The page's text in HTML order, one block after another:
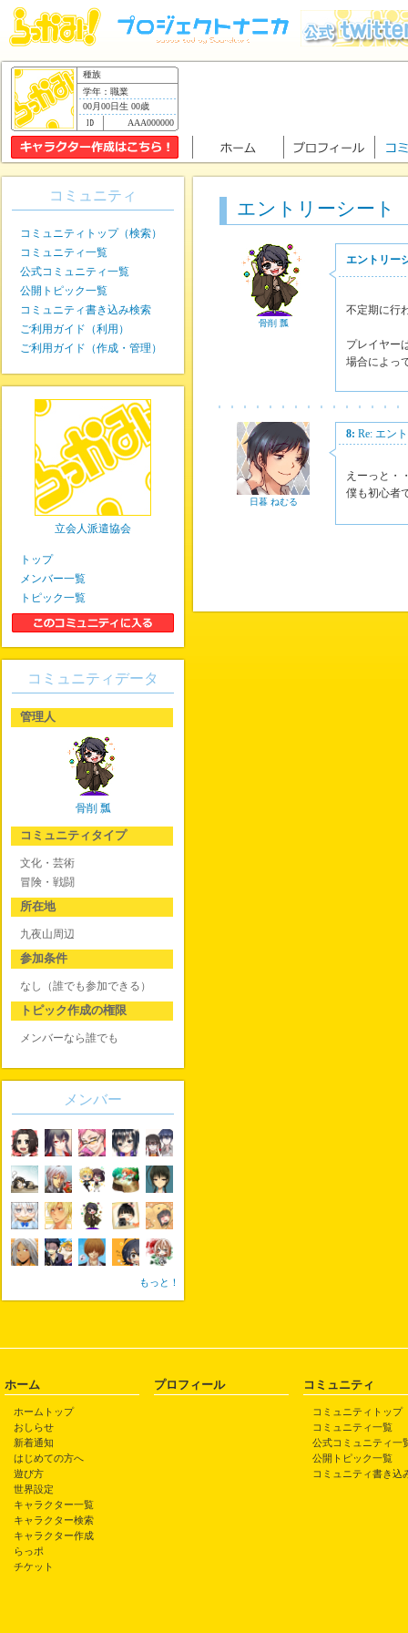
種族
学年：職業
00月00日生 00歳
AAA000000
エントリーシート
骨削 瓢
エントリー
不定期に行
プレイヤー
場合によっ
日暮 ねむる
8: Re: エン
えーっと・
僕も初心者
コミュニティ
コミュニティトップ（検索）
コミュニティ一覧
公式コミュニティ一覧
公開トピック一覧
コミュニティ書き込み検索
ご利用ガイド（利用）
ご利用ガイド（作成・管理）
立会人派遣協会
トップ
メンバー一覧
トピック一覧
コミュニティデータ
管理人
骨削 瓢
コミュニティタイプ
文化・芸術
冒険・戦闘
所在地
九夜山周辺
参加条件
なし（誰でも参加できる）
トピック作成の権限
メンバーなら誰でも
メンバー
もっと！
ホーム
ホームトップ
おしらせ
新着通知
はじめての方へ
遊び方
世界設定
キャラクター一覧
キャラクター検索
キャラクター作成
らっポ
チケット
プロフィール コミュニティ
コミュニティトップ
コミュニティ一覧
公式コミュニティ一
公開トピック一覧
コミュニティ書き込